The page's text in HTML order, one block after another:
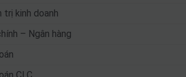
trị kinh doanh
– Ngân hàng